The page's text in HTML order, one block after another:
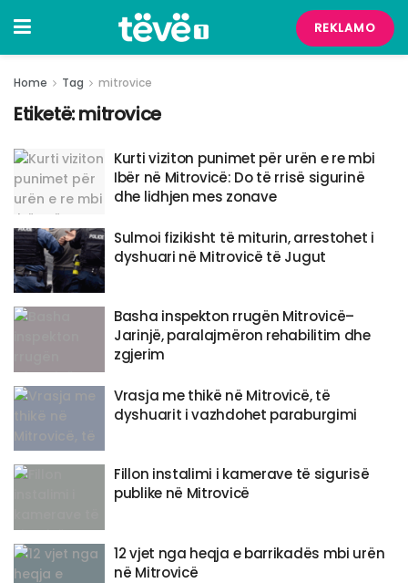
REKLAMO
Home Tag mitrovice
Etiketë:mitrovice
Kurti viziton punimet për urën e re mbi
Ibër në Mitrovicë: Do të rrisë sigurinë
dhe lidhjen mes zonave
Sulmoi fizikisht të miturin, arrestohet i
dyshuari në Mitrovicë të Jugut
Basha inspekton rrugën Mitrovicë–
Jarinjë, paralajmëron rehabilitim dhe
zgjerim
​Vrasja me thikë në Mitrovicë, të
dyshuarit i vazhdohet paraburgimi
Fillon instalimi i kamerave të sigurisë
publike në Mitrovicë
​12 vjet nga heqja e barrikadës mbi urën
në Mitrovicë